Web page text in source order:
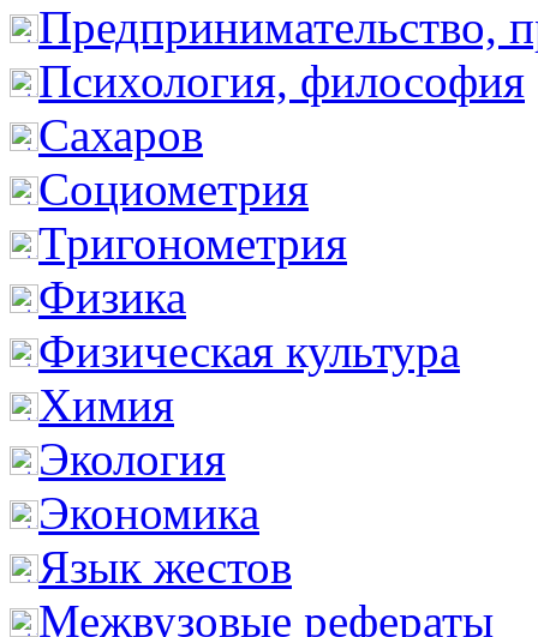
Предпринимательство,
Психология, философия
Сахаров
Социометрия
Тригонометрия
Физика
Физическая культура
Химия
Экология
Экономика
Язык жестов
Межвузовые рефераты